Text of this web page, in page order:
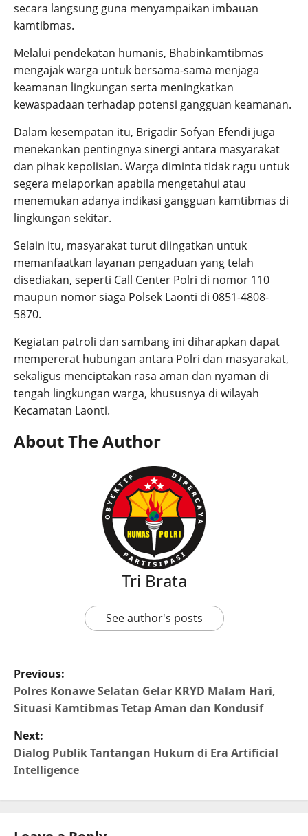
secara langsung guna menyampaikan imbauan
kamtibmas.
Melalui pendekatan humanis, Bhabinkamtibmas
mengajak warga untuk bersama-sama menjaga
keamanan lingkungan serta meningkatkan
kewaspadaan terhadap potensi gangguan keamanan.
Dalam kesempatan itu, Brigadir Sofyan Efendi juga
menekankan pentingnya sinergi antara masyarakat
dan pihak kepolisian. Warga diminta tidak ragu untuk
segera melaporkan apabila mengetahui atau
menemukan adanya indikasi gangguan kamtibmas di
lingkungan sekitar.
Selain itu, masyarakat turut diingatkan untuk
memanfaatkan layanan pengaduan yang telah
disediakan, seperti Call Center Polri di nomor 110
maupun nomor siaga Polsek Laonti di 0851-4808-
5870.
Kegiatan patroli dan sambang ini diharapkan dapat
mempererat hubungan antara Polri dan masyarakat,
sekaligus menciptakan rasa aman dan nyaman di
tengah lingkungan warga, khususnya di wilayah
Kecamatan Laonti.
About The Author
Tri Brata
See author's posts
Previous:
Polres Konawe Selatan Gelar KRYD Malam Hari,
Situasi Kamtibmas Tetap Aman dan Kondusif
Next:
Dialog Publik Tantangan Hukum di Era Artificial
Intelligence